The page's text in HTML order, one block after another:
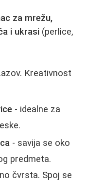
za mrežu,
i ukrasi (perlice,
Kreativnost
- idealne za
- savija se oko
predmeta.
čvrsta. Spoj se